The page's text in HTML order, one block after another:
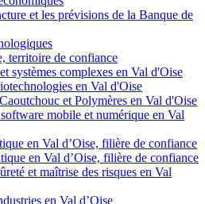
et les prévisions de la Banque de
territoire de confiance
systèmes complexes en Val d'Oise
en Val d'Oise
et Polymères en Val d'Oise
mobile et numérique en Val
en Val d’Oise, filière de confiance
en Val d’Oise, filière de confiance
et maîtrise des risques en Val
en Val d’Oise